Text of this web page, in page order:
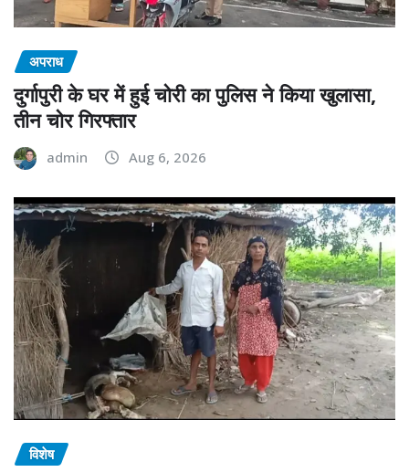
अपराध
दुर्गापुरी के घर में हुई चोरी का पुलिस ने किया खुलासा,
तीन चोर गिरफ्तार
admin Aug 6, 2026
विशेष